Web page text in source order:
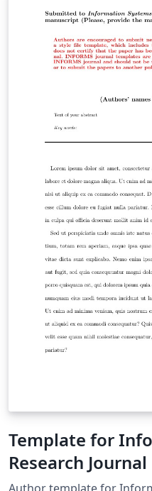
Template for
Research Journal